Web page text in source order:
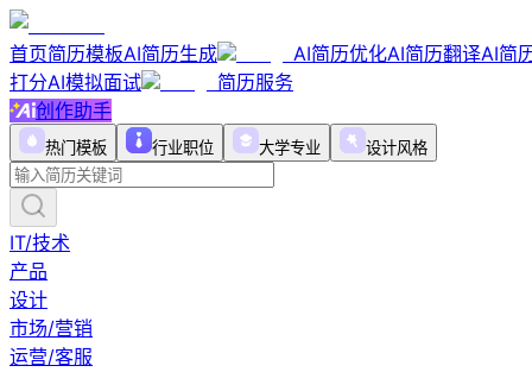
首页简历模板AI简历生成 AI简历优化AI简历翻译AI简
打分AI模拟面试
简历服务
创作助手
热门模板 行业职位 大学专业 设计风格
IT/技术
产品
设计
市场/营销
运营/客服